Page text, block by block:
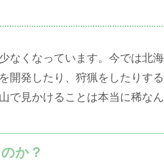
なくなっています。今では北
開発したり、狩猟をしたりす
で見かけることは本当に稀なん
か？